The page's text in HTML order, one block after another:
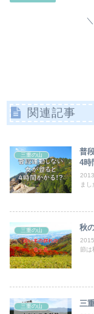
関連記事
三重の山
普
4時
ま
三重の山 秋
節は
三重の山 三